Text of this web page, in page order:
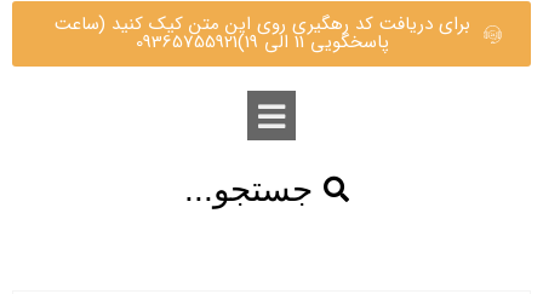
برای دریافت کد رهگیری روی این متن کیک کنید (ساعت
پاسخگویی 11 الی 19)09365755921
جستجو...